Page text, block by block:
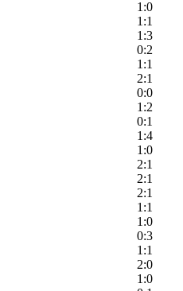
1:0
1:1
1:3
0:2
1:1
2:1
0:0
1:2
0:1
1:4
1:0
2:1
2:1
2:1
1:1
1:0
0:3
1:1
2:0
1:0